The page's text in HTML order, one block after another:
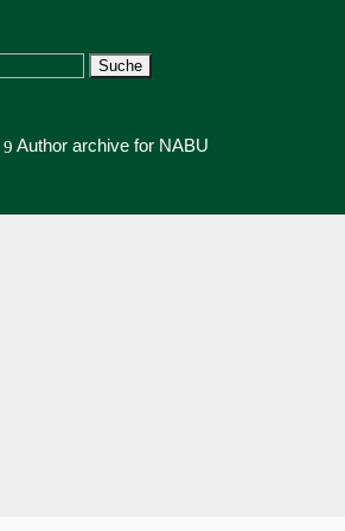
9 Author archive for NABU